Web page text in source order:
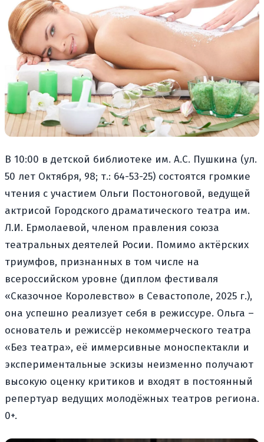
В 10:00 в детской библиотеке им. А.С. Пушкина (ул.
50 лет Октября, 98; т.: 64-53-25) состоятся громкие
чтения с участием Ольги Постоноговой, ведущей
актрисой Городского драматического театра им.
Л.И. Ермолаевой, членом правления союза
театральных деятелей Росии. Помимо актёрских
триумфов, признанных в том числе на
всероссийском уровне (диплом фестиваля
«Сказочное Королевство» в Севастополе, 2025 г.),
она успешно реализует себя в режиссуре. Ольга –
основатель и режиссёр некоммерческого театра
«Без театра», её иммерсивные моноспектакли и
экспериментальные эскизы неизменно получают
высокую оценку критиков и входят в постоянный
репертуар ведущих молодёжных театров региона.
0+.